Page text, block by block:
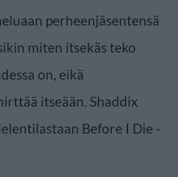
perheenjäsentensä
miten itsekäs teko
on, eikä
itseään. Shaddix
Before I Die -